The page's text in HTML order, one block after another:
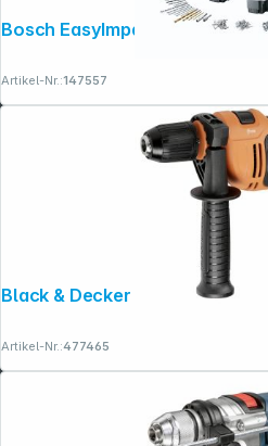
Bosch EasyImpact 18V-40
Artikel-Nr.:147557
Artikel-Nr.:477465